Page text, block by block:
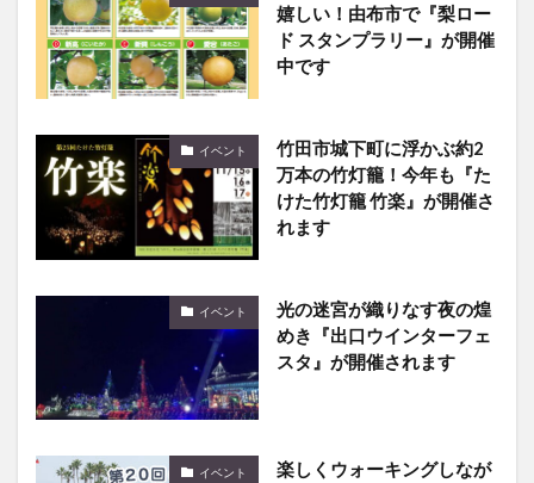
嬉しい！由布市で『梨ロー
ド スタンプラリー』が開催
中です
イベント
竹田市城下町に浮かぶ約2
万本の竹灯籠！今年も『た
けた竹灯籠 竹楽』が開催さ
れます
イベント
光の迷宮が織りなす夜の煌
めき『出口ウインターフェ
スタ』が開催されます
イベント
楽しくウォーキングしなが